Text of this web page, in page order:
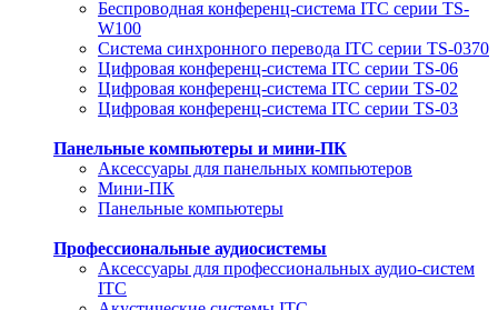
Беспроводная конференц-система ITC серии TS-
W100
Система синхронного перевода ITC серии TS-0370
Цифровая конференц-система ITC серии TS-06
Цифровая конференц-система ITC серии TS-02
Цифровая конференц-система ITC серии TS-03
Панельные компьютеры и мини-ПК
Аксессуары для панельных компьютеров
Мини-ПК
Панельные компьютеры
Профессиональные аудиосистемы
Аксессуары для профессиональных аудио-систем
ITC